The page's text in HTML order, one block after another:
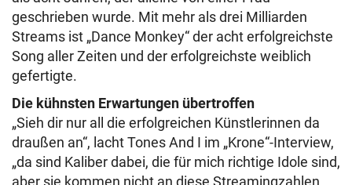
geschrieben wurde. Mit mehr als drei Milliarden
Streams ist „Dance Monkey“ der acht erfolgreichste
Song aller Zeiten und der erfolgreichste weiblich
gefertigte.
Die kühnsten Erwartungen übertroffen
„Sieh dir nur all die erfolgreichen Künstlerinnen da
draußen an“, lacht Tones And I im „Krone“-Interview,
„da sind Kaliber dabei, die für mich richtige Idole sind,